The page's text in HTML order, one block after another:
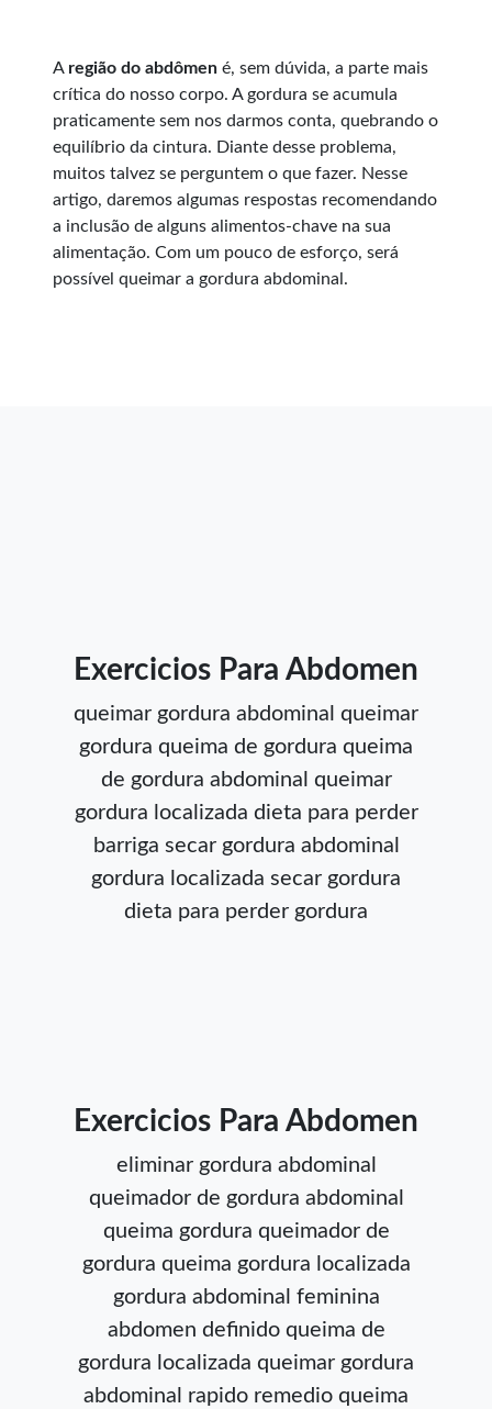
A região do abdômen é, sem dúvida, a parte mais
crítica do nosso corpo. A gordura se acumula
praticamente sem nos darmos conta, quebrando o
equilíbrio da cintura. Diante desse problema,
muitos talvez se perguntem o que fazer. Nesse
artigo, daremos algumas respostas recomendando
a inclusão de alguns alimentos-chave na sua
alimentação. Com um pouco de esforço, será
possível queimar a gordura abdominal.
Exercicios Para Abdomen
queimar gordura abdominal queimar
gordura queima de gordura queima
de gordura abdominal queimar
gordura localizada dieta para perder
barriga secar gordura abdominal
gordura localizada secar gordura
dieta para perder gordura
Exercicios Para Abdomen
eliminar gordura abdominal
queimador de gordura abdominal
queima gordura queimador de
gordura queima gordura localizada
gordura abdominal feminina
abdomen definido queima de
gordura localizada queimar gordura
abdominal rapido remedio queima